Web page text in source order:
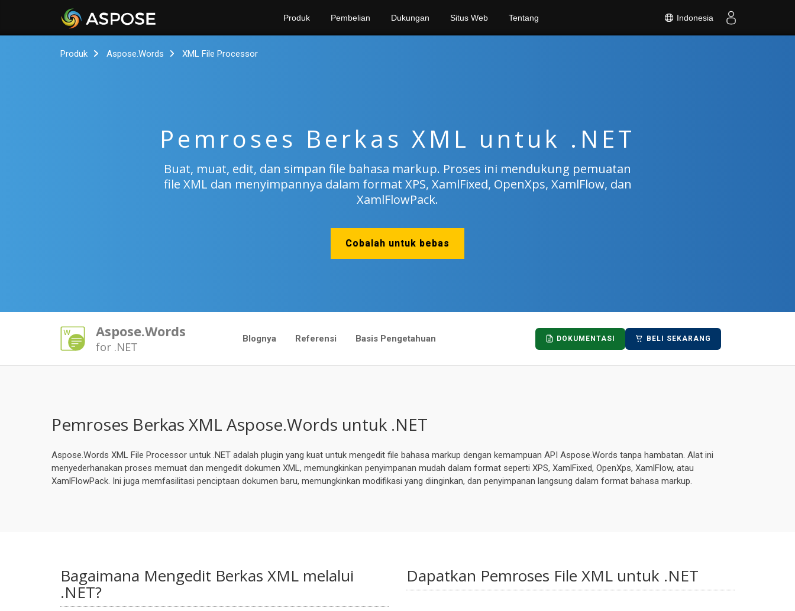
Indonesia
Produk Pembelian Dukungan Situs Web Tentang
Produk Aspose.Words XML File Processor
Pemroses Berkas XML untuk .NET
Buat, muat, edit, dan simpan file bahasa markup. Proses ini mendukung pemuatan
file XML dan menyimpannya dalam format XPS, XamlFixed, OpenXps, XamlFlow, dan
XamlFlowPack.
Cobalah untuk bebas
Aspose.Words
for .NET
Blognya Referensi Basis Pengetahuan DOKUMENTASI BELI SEKARANG
Pemroses Berkas XML Aspose.Words untuk .NET
Aspose.Words XML File Processor untuk .NET adalah plugin yang kuat untuk mengedit file bahasa markup dengan kemampuan API Aspose.Words tanpa hambatan. Alat ini
menyederhanakan proses memuat dan mengedit dokumen XML, memungkinkan penyimpanan mudah dalam format seperti XPS, XamlFixed, OpenXps, XamlFlow, atau
XamlFlowPack. Ini juga memfasilitasi penciptaan dokumen baru, memungkinkan modifikasi yang diinginkan, dan penyimpanan langsung dalam format bahasa markup.
Bagaimana Mengedit Berkas XML melalui
.NET?
Dapatkan Pemroses File XML untuk .NET